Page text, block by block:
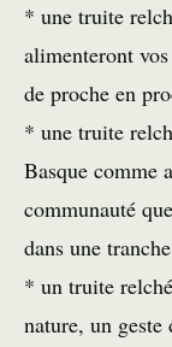
* une truite
alimenteront
de proche en
* une truite
Basque
communauté
dans une
* un truite
nature, un